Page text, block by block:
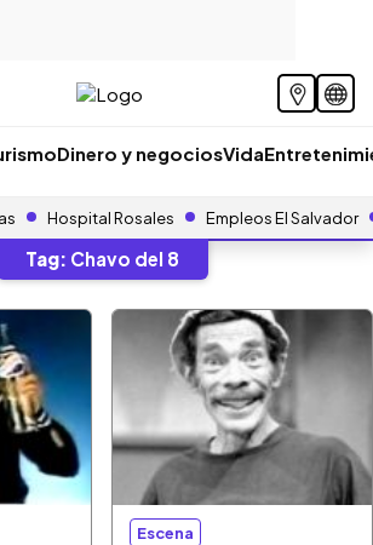
Dinero y negociosVida
Hospital Rosales Empleos El Salvador
Tag: Chavo del 8
Escena